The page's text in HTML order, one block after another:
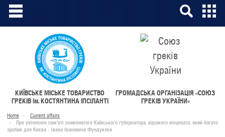
КИЇВСЬКЕ МІСЬКЕ ТОВАРИСТВО
ГРЕКІВім.КОСТЯНТИНА ІПСІЛАНТІ
ГРОМАДСЬКА ОРГАНІЗАЦІЯ «СОЮЗ
ГРЕКІВ УКРАЇНИ»
Home
Current affairs
Про увічнення пам'яті знаменитого Київського губернатора, відомого мецената, який багато
зробив для Києва - Івана Івановича Фундуклея